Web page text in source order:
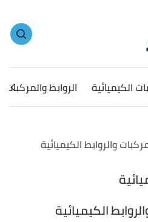
الكيميائية الروابط والمركبات
والروابط الكيميائية
الكيميائية